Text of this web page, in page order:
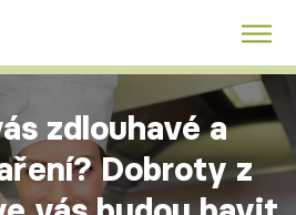
k večeři Rychlé večeře
zdlouhavé a
Dobroty z